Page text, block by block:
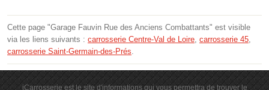
Cette page "Garage Fauvin Rue des Anciens Combattants" est visible
via les liens suivants : carrosserie Centre-Val de Loire, carrosserie 45,
carrosserie Saint-Germain-des-Prés.
iCarrosserie est le site d'informations qui vous permettra de trouver le